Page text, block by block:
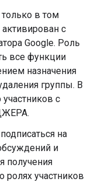
в том
активирован с
Google. Роль
все функции
назначения
группы. В
с
на
и
получения
участников